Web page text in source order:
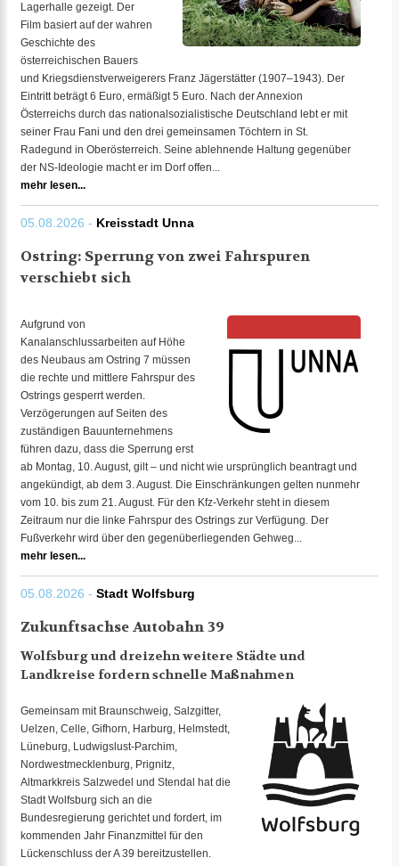
Lagerhalle gezeigt. Der
Film basiert auf der wahren
Geschichte des
österreichischen Bauers
und Kriegsdienstverweigerers Franz Jägerstätter (1907–1943). Der
Eintritt beträgt 6 Euro, ermäßigt 5 Euro. Nach der Annexion
Österreichs durch das nationalsozialistische Deutschland lebt er mit
seiner Frau Fani und den drei gemeinsamen Töchtern in St.
Radegund in Oberösterreich. Seine ablehnende Haltung gegenüber
der NS-Ideologie macht er im Dorf offen...
mehr lesen...
05.08.2026 - Kreisstadt Unna
Ostring: Sperrung von zwei Fahrspuren
verschiebt sich
Aufgrund von
Kanalanschlussarbeiten auf Höhe
des Neubaus am Ostring 7 müssen
die rechte und mittlere Fahrspur des
Ostrings gesperrt werden.
Verzögerungen auf Seiten des
zuständigen Bauunternehmens
führen dazu, dass die Sperrung erst
ab Montag, 10. August, gilt – und nicht wie ursprünglich beantragt und
angekündigt, ab dem 3. August. Die Einschränkungen gelten nunmehr
vom 10. bis zum 21. August. Für den Kfz-Verkehr steht in diesem
Zeitraum nur die linke Fahrspur des Ostrings zur Verfügung. Der
Fußverkehr wird über den gegenüberliegenden Gehweg...
mehr lesen...
05.08.2026 - Stadt Wolfsburg
Zukunftsachse Autobahn 39
Wolfsburg und dreizehn weitere Städte und
Landkreise fordern schnelle Maßnahmen
Gemeinsam mit Braunschweig, Salzgitter,
Uelzen, Celle, Gifhorn, Harburg, Helmstedt,
Lüneburg, Ludwigslust-Parchim,
Nordwestmecklenburg, Prignitz,
Altmarkkreis Salzwedel und Stendal hat die
Stadt Wolfsburg sich an die
Bundesregierung gerichtet und fordert, im
kommenden Jahr Finanzmittel für den
Lückenschluss der A 39 bereitzustellen.